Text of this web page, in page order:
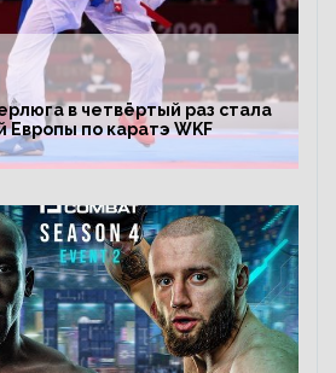
в четвёртый раз стала
Европы по каратэ WKF